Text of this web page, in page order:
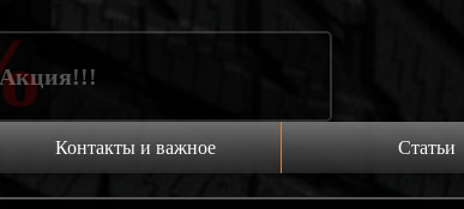
Контакты и важное
На главную
Статьи
Производители шин